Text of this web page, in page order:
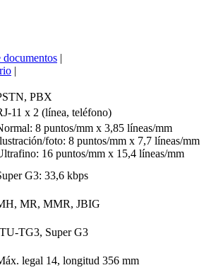
|
|
PBX
11 x 2 (línea, teléfono)
8 puntos/mm x 3,85 líneas/mm
foto: 8 puntos/mm x 7,7 líneas/mm
16 puntos/mm x 15,4 líneas/mm
G3: 33,6 kbps
MR, MMR, JBIG
TG3, Super G3
legal 14, longitud 356 mm